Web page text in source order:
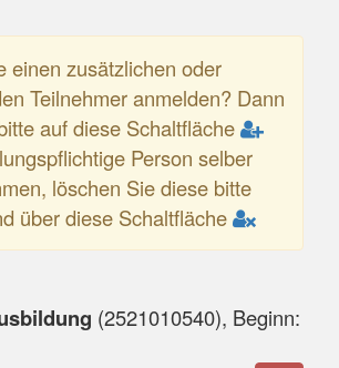
einen zusätzlichen oder
Teilnehmer anmelden? Dann
auf diese Schaltfläche
Person selber
löschen Sie diese bitte
über diese Schaltfläche
(2521010540), Beginn: